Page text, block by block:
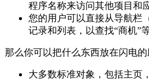
程序名称来访问其他项目和
您的用户可以直接从导航栏
记录和列表，以查找“商机”
那么你可以把什么东西放在闪电的
大多数标准对象，包括主页